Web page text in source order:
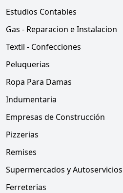
Estudios Contables
Gas - Reparacion e Instalacion
Textil - Confecciones
Peluquerias
Ropa Para Damas
Indumentaria
Empresas de Construcción
Pizzerias
Remises
Supermercados y Autoservicios
Ferreterias